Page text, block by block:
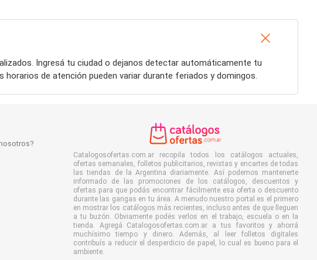
Ingresá tu ciudad o dejanos detectar automáticamente tu
de atención pueden variar durante feriados y domingos.
Catalogosofertas.com.ar recopila todos los catálogos actuales,
ofertas semanales, folletos publicitarios, revistas y encartes de todas
las tiendas de la Argentina diariamente. Así podemos mantenerte
informado de las promociones de los catálogos, descuentos y
ofertas para que podás encontrar fácilmente esa oferta o descuento
durante las gangas en tu área. A menudo nuestro portal es el primero
en mostrar los catálogos más recientes, incluso antes de que lleguen
a tu buzón. Obviamente podés verlos en el trabajo, escuela o en la
tienda. Agregá Catalogosofertas.com.ar a tus favoritos y ahorrá
muchísimo tiempo y dinero. Además, al leer folletos digitales
contribuís a reducir el desperdicio de papel, lo cual es bueno para el
ambiente.